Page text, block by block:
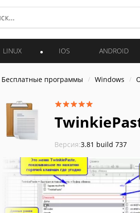
LINUX IOS ANDROID
Бесплатные программы Windows
Версия:3.81 build 737